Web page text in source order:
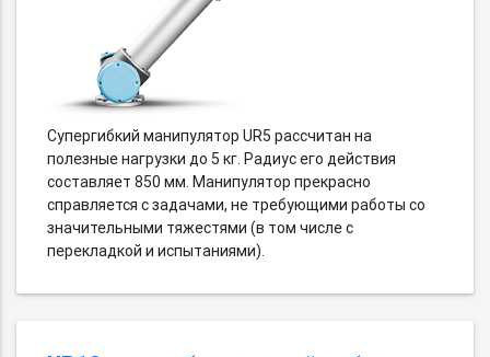
Супергибкий манипулятор UR5 рассчитан на
полезные нагрузки до 5 кг. Радиус его действия
составляет 850 мм. Манипулятор прекрасно
справляется с задачами, не требующими работы со
значительными тяжестями (в том числе с
перекладкой и испытаниями).